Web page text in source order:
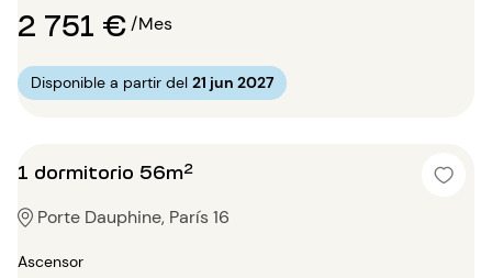
2 751 €/Mes
Disponible a partir del 21 jun 2027
1 dormitorio 56m²
Porte Dauphine, París 16
Ascensor